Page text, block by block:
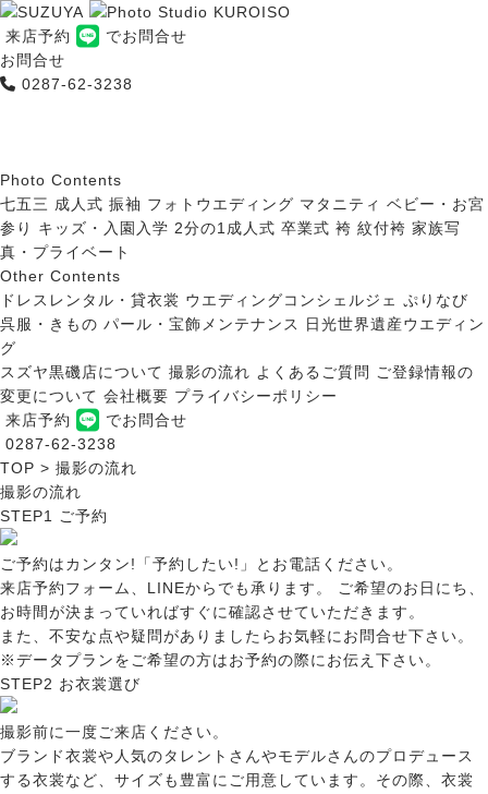
来店予約
でお問合せ
お問合せ
0287-62-3238
Photo Contents
七五三 成人式 振袖 フォトウエディング マタニティ ベビー・お宮
参り
キッズ・入園入学 2分の1成人式 卒業式 袴 紋付袴 家族写
真・プライベート
Other Contents
ドレスレンタル・貸衣裳 ウエディングコンシェルジェ ぷりなび
呉服・きもの パール・宝飾メンテナンス
日光世界遺産ウエディン
グ
スズヤ黒磯店について 撮影の流れ よくあるご質問
ご登録情報の
変更について 会社概要 プライバシーポリシー
来店予約
でお問合せ
0287-62-3238
TOP > 撮影の流れ
撮影の流れ
STEP1
ご予約
ご予約はカンタン!「予約したい!」とお電話ください。
来店予約フォーム
LINEからでも承ります。 ご希望のお日にち、
お時間が決まっていればすぐに確認させていただきます。
また、不安な点や疑問がありましたらお気軽にお問合せ下さい。
※データプランをご希望の方はお予約の際にお伝え下さい。
STEP2 お衣裳選び
撮影前に一度ご来店ください。
ブランド衣裳や人気のタレントさんやモデルさんのプロデュース
する衣裳など、サイズも豊富にご用意しています。その際、衣裳